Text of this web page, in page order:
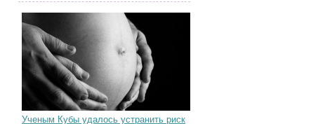
Ученым Кубы удалось устранить риск